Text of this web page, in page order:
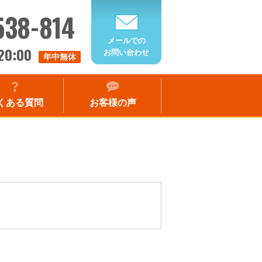
814
年中無休
メールでの
お問い合わせ
ある質問 お客様の声